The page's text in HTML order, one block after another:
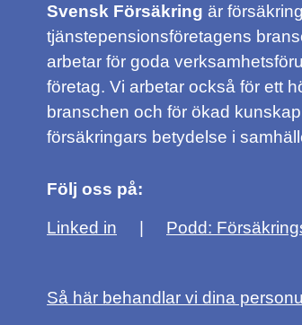
Svensk Försäkring är
tjänstepensionsföretagens
arbetar för goda
företag. Vi arbetar också för ett
branschen och för ökad
försäkringars betydelse i
Följ oss på:
Linked in Podd:
Så här behandlar vi dina